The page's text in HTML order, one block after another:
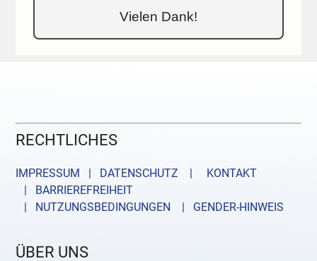
Vielen Dank!
RECHTLICHES
IMPRESSUM | DATENSCHUTZ |
KONTAKT
| BARRIEREFREIHEIT
| NUTZUNGSBEDINGUNGEN
| GENDER-HINWEIS
ÜBER UNS